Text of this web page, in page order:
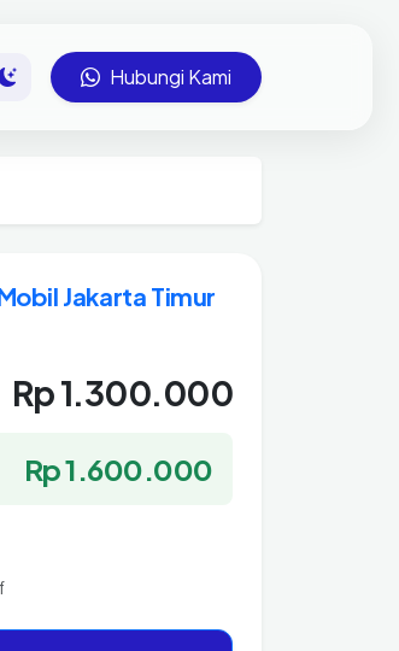
Hubungi Kami
Jakarta Timur
Rp 1.300.000
Rp 1.600.000